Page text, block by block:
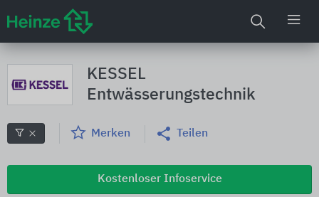
KESSEL
Entwässerungstechnik
Merken Teilen
Kostenloser Infoservice